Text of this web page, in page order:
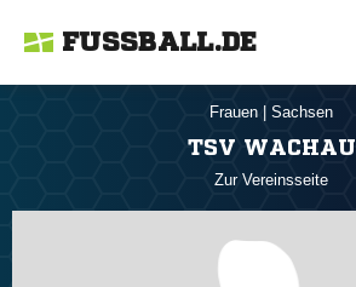
FUSSBALL.DE
Frauen Sachsen
TSV WACHAU
Zur Vereinsseite